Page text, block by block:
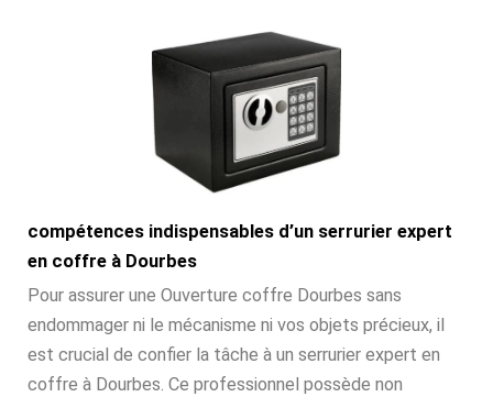
compétences indispensables d’un serrurier expert
en coffre à Dourbes
Pour assurer une Ouverture coffre Dourbes sans
endommager ni le mécanisme ni vos objets précieux, il
est crucial de confier la tâche à un serrurier expert en
coffre à Dourbes. Ce professionnel possède non